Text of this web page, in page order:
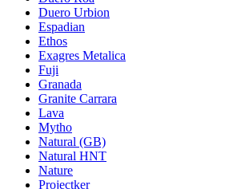
Duero Urbion
Espadian
Ethos
Exagres Metalica
Fuji
Granada
Granite Carrara
Lava
Mytho
Natural (GB)
Natural HNT
Nature
Projectker